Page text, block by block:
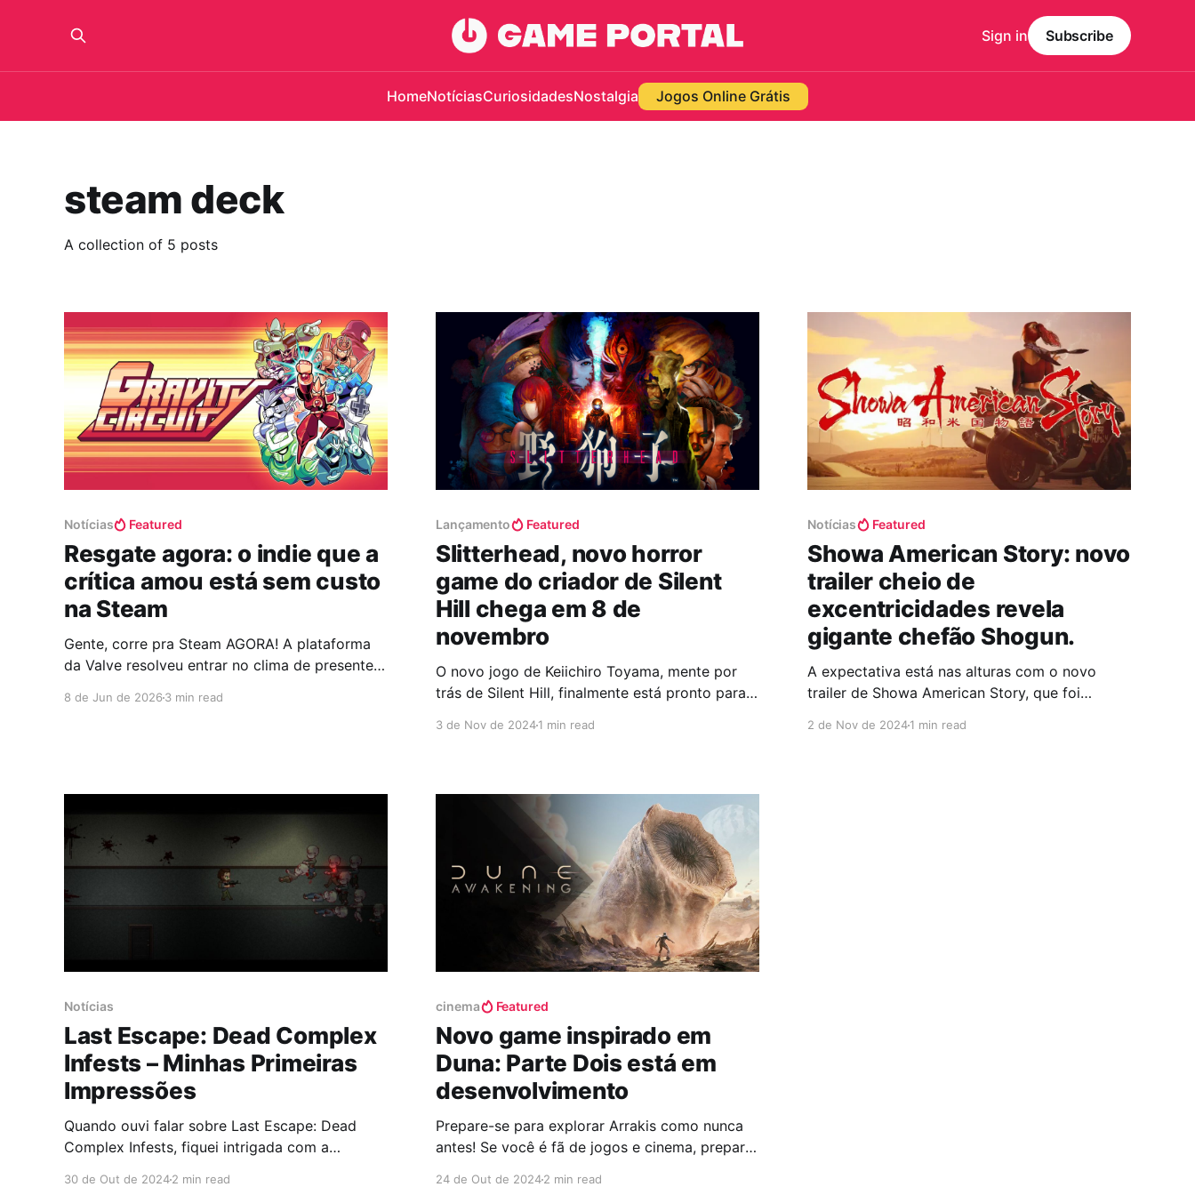
HomeNotíciasCuriosidadesNostalgia Jogos Online Grátis
Sign in Subscribe
steam deck
A collection of 5 posts
Notícias Featured
Resgate agora: o indie que a
crítica amou está sem custo
na Steam
Gente, corre pra Steam AGORA! A plataforma
da Valve resolveu entrar no clima de presente e
8 de Jun de 2026 3 min read
Lançamento Featured
Slitterhead, novo horror
game do criador de Silent
Hill chega em 8 de
novembro
O novo jogo de Keiichiro Toyama, mente por
trás de Silent Hill, finalmente está pronto para o
cenário caótico onde
3 de Nov de 20241 min read
Notícias Featured
Showa American Story: novo
trailer cheio de
excentricidades revela
gigante chefão Shogun.
A expectativa está nas alturas com o novo
trailer de Showa American Story, que foi
2 de Nov de 20241 min read
Notícias
Last Escape: Dead Complex
Infests – Minhas Primeiras
Impressões
Quando ouvi falar sobre Last Escape: Dead
Complex Infests, fiquei intrigada com a
30 de Out de 20242 min read
cinema Featured
Novo game inspirado em
Duna: Parte Dois está em
desenvolvimento
Prepare-se para explorar Arrakis como nunca
antes! Se você é fã de jogos e cinema, prepare-
24 de Out de 20242 min read